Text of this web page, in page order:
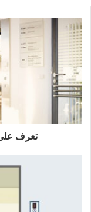
تعرف